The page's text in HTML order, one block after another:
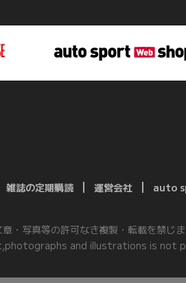
雑誌の定期購読 運営会社 auto
・写真等の許可なき複製・転載を禁じま
and illustrations is not